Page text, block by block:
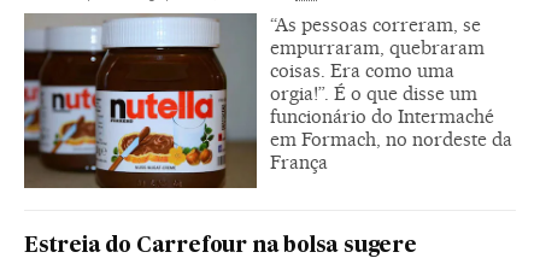
“As pessoas correram, se
empurraram, quebraram
coisas. Era como uma
orgia!”. É o que disse um
funcionário do Intermaché
em Formach, no nordeste da
França
Estreia do Carrefour na bolsa sugere